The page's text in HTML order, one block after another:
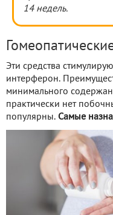
14 недель.
Эти средства
интерферон.
минимального
практически нет
популярны. Самые